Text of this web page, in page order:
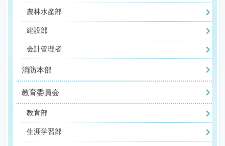
農林水産部
建設部
会計管理者
消防本部
教育委員会
教育部
生涯学習部